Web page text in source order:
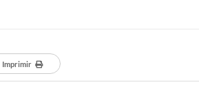
Imprimir